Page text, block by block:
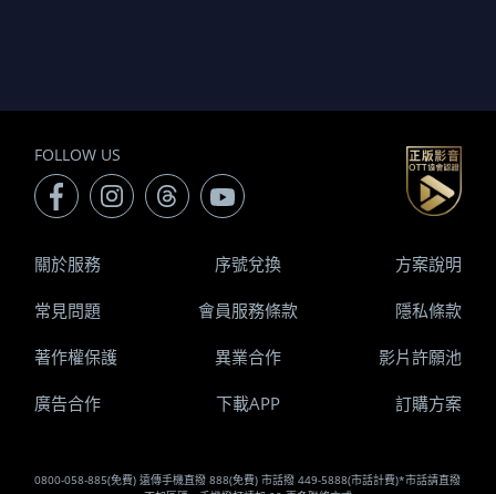
FOLLOW US
0800-058-885(免費) 遠傳手機直撥 888(免費) 市話撥 449-5888(市話計費)*市話請直撥
關於服務 序號兌換 方案說明
常見問題 會員服務條款 隱私條款
著作權保護 異業合作 影片許願池
廣告合作 下載APP 訂購方案